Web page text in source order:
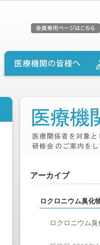
アーカイブ
ロクロニウム臭化
ロクロニウム